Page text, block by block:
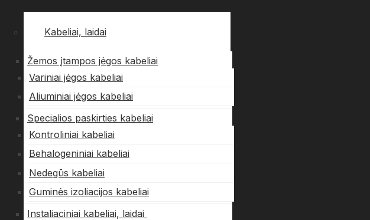
Kabeliai, laidai
Žemos įtampos jėgos kabeliai
Variniai jėgos kabeliai
Aliuminiai jėgos kabeliai
Specialios paskirties kabeliai
Kontroliniai kabeliai
Behalogeniniai kabeliai
Nedegūs kabeliai
Guminės izoliacijos kabeliai
Instaliaciniai kabeliai, laidai